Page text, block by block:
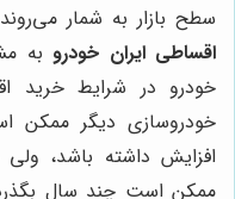
سطح بازار به شمار
اقساطی ایران خودرو به
خودرو در شرایط خرید
خودروسازی دیگر ممکن
افزایش داشته باشد،
ممکن است چند سال